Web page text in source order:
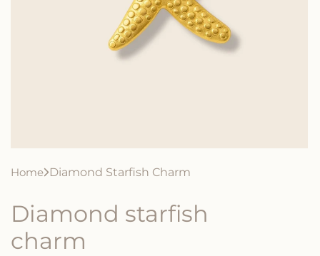
Home Diamond Starfish Charm
Diamond starfish
charm